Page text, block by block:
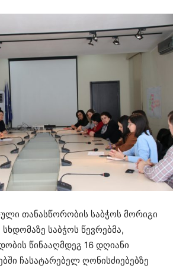
თანასწორობის საბჭოს მორიგი
საბჭოს წევრებმა,
წინააღმდეგ 16 დღიანი
ჩასატარებელ ღონისძიებებზე